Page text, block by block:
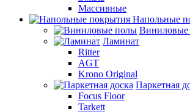
Массивные
Напольные
Ламинат
Ritter
AGT
Krono Original
Паркетная
Focus Floor
Tarkett